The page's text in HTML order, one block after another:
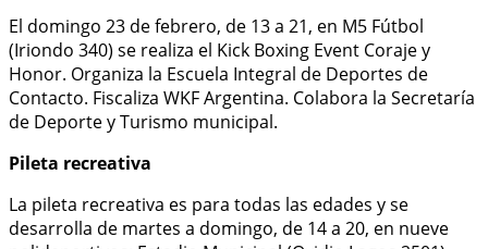
El domingo 23 de febrero, de 13 a 21, en M5 Fútbol
(Iriondo 340) se realiza el Kick Boxing Event Coraje y
Honor. Organiza la Escuela Integral de Deportes de
Contacto. Fiscaliza WKF Argentina. Colabora la Secretaría
de Deporte y Turismo municipal.
Pileta recreativa
La pileta recreativa es para todas las edades y se
desarrolla de martes a domingo, de 14 a 20, en nueve